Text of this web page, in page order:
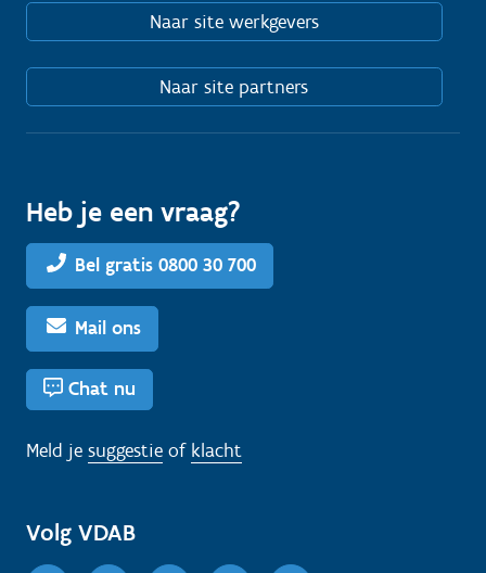
Naar site werkgevers
Naar site partners
Heb je een vraag?
Bel gratis 0800 30 700
Mail ons
Chat nu
Meld je suggestie of klacht
Volg VDAB